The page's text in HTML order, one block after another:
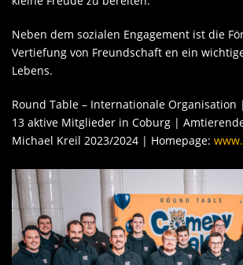
Neben dem sozialen Engagement ist die
Vertiefung von Freundschaft en ein
Lebens.
Round Table – Internationale
13 aktive Mitglieder in Coburg |
Michael Kreil 2023/2024 | Homepage: